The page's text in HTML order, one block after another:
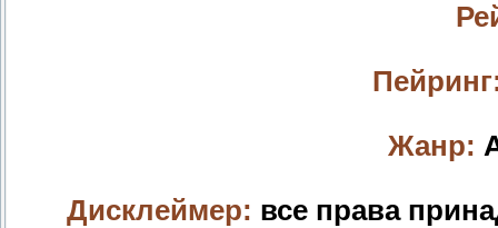
Жанр:
Дисклеймер: все права